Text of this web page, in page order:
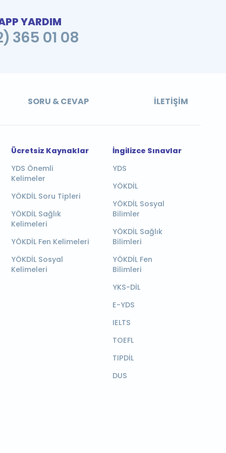
YARDIM
365 01 08
SORU & CEVAP İLETIŞIM
Ücretsiz Kaynaklar
YDS Önemli
Kelimeler
YÖKDİL Soru Tipleri
YÖKDİL Sağlık
Kelimeleri
YÖKDİL Fen Kelimeleri
YÖKDİL Sosyal
Kelimeleri
İngilizce Sınavlar
YDS
YÖKDİL
YÖKDİL Sosyal
Bilimler
YÖKDİL Sağlık
Bilimleri
YÖKDİL Fen
Bilimleri
YKS-DİL
E-YDS
IELTS
TOEFL
TIPDİL
DUS